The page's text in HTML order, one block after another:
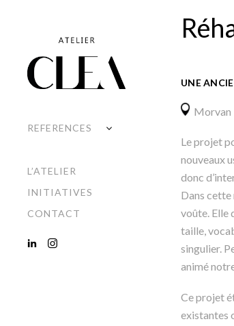
REFERENCES
SUIVI DE TRAVAUX
L’ATELIER
INITIATIVES
CONTACT
UNE
Morvan
Le projet
nouveaux
donc
Dans cette
voûte. Elle
taille,
singulier.
animé
Ce projet
existantes